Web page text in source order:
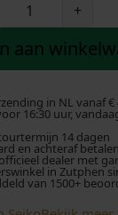
s
p
r
o
n
+
aan
in NL vanaf €
16:30 uur,
14 dagen
en achteraf
dealer met
in Zutphen
van 1500+